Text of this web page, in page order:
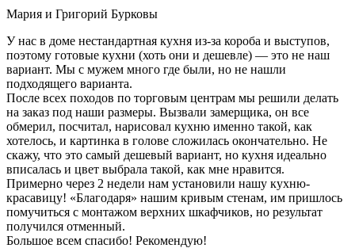
Мария и Григорий Бурковы
У нас в доме нестандартная кухня из-за короба и выступов,
поэтому готовые кухни (хоть они и дешевле) — это не наш
вариант. Мы с мужем много где были, но не нашли
подходящего варианта.
После всех походов по торговым центрам мы решили делать
на заказ под наши размеры. Вызвали замерщика, он все
обмерил, посчитал, нарисовал кухню именно такой, как
хотелось, и картинка в голове сложилась окончательно. Не
скажу, что это самый дешевый вариант, но кухня идеально
вписалась и цвет выбрала такой, как мне нравится.
Примерно через 2 недели нам установили нашу кухню-
красавицу! «Благодаря» нашим кривым стенам, им пришлось
помучиться с монтажом верхних шкафчиков, но результат
получился отменный.
Большое всем спасибо! Рекомендую!